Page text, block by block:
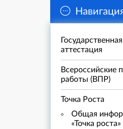
аттестация
Всероссийские
работы (ВПР)
Точка Роста
Общая
«Точка роста»